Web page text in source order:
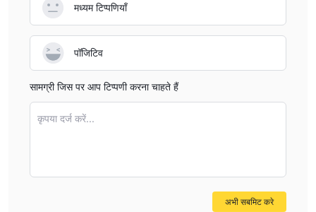
मध्यम टिप्पणियाँ
पॉजिटिव
सामग्री जिस पर आप टिप्पणी करना चाहते हैं
कृपया दर्ज करें...
अभी सबमिट करे